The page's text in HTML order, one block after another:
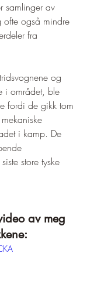
samlinger av
ofte også mindre
fra
og
i området, ble
fordi de gikk tom
i kamp. De
store tyske
av meg